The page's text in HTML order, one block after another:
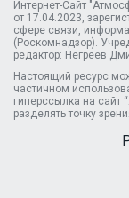
Интернет-Сайт
от 17.04.2023,
сфере связи,
(Роскомнадзор).
редактор: Негреев
Настоящий ресурс
частичном
гиперссылка на сайт
разделять точку